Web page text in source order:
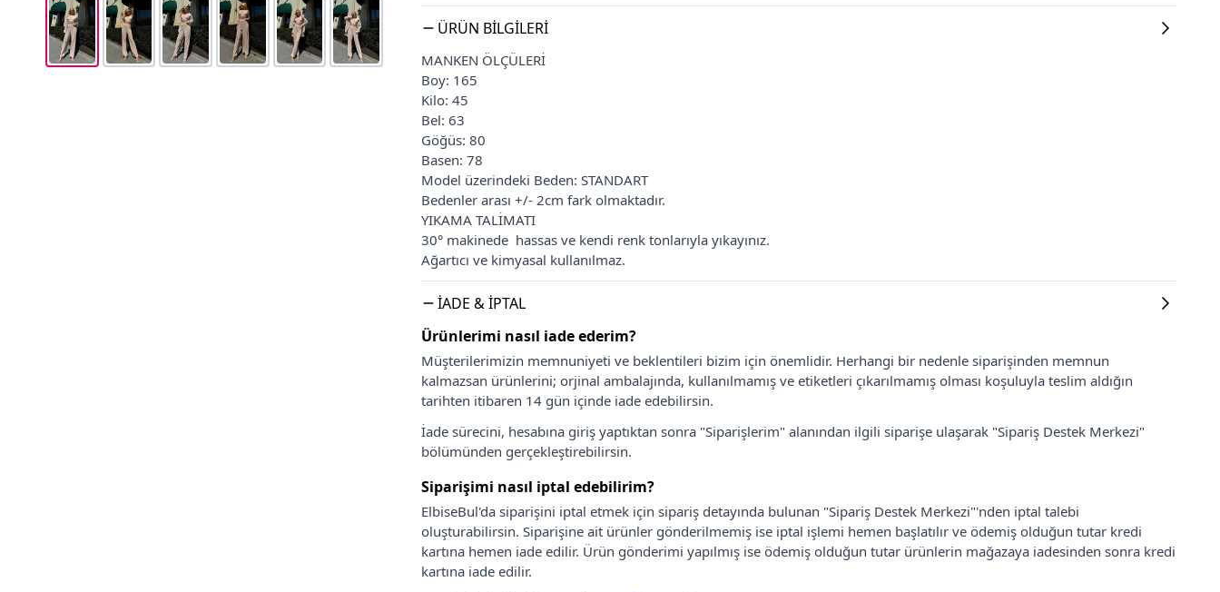
ÜRÜN BILGILERI
MANKEN ÖLÇÜLERİ
Boy: 165
Kilo: 45
Bel: 63
Göğüs: 80
Basen: 78
Model üzerindeki Beden: STANDART
Bedenler arası +/- 2cm fark olmaktadır.
YIKAMA TALİMATI
30° makinede hassas ve kendi renk tonlarıyla yıkayınız.
Ağartıcı ve kimyasal kullanılmaz.
İADE & İPTAL
Ürünlerimi nasıl iade ederim?
Müşterilerimizin memnuniyeti ve beklentileri bizim için önemlidir. Herhangi bir nedenle siparişinden memnun
kalmazsan ürünlerini; orjinal ambalajında, kullanılmamış ve etiketleri çıkarılmamış olması koşuluyla teslim aldığın
tarihten itibaren 14 gün içinde iade edebilirsin.
İade sürecini, hesabına giriş yaptıktan sonra "Siparişlerim" alanından ilgili siparişe ulaşarak "Sipariş Destek Merkezi"
bölümünden gerçekleştirebilirsin.
Siparişimi nasıl iptal edebilirim?
ElbiseBul'da siparişini iptal etmek için sipariş detayında bulunan "Sipariş Destek Merkezi"'nden iptal talebi
oluşturabilirsin. Siparişine ait ürünler gönderilmemiş ise iptal işlemi hemen başlatılır ve ödemiş olduğun tutar kredi
kartına hemen iade edilir. Ürün gönderimi yapılmış ise ödemiş olduğun tutar ürünlerin mağazaya iadesinden sonra kredi
kartına iade edilir.